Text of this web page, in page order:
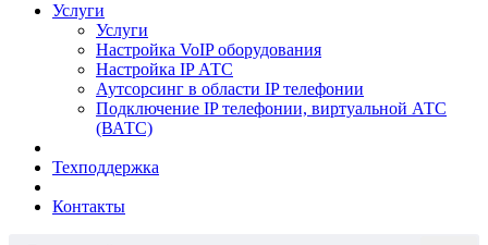
Услуги
Услуги
Настройка VoIP оборудования
Настройка IP АТС
Аутсорсинг в области IP телефонии
Подключение IP телефонии, виртуальной АТС
(ВАТС)
Техподдержка
Контакты